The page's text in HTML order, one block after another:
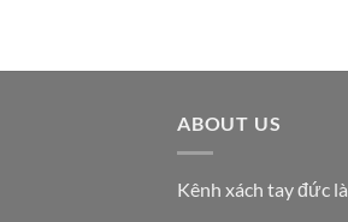
ABOUT US
Kênh xách tay đức